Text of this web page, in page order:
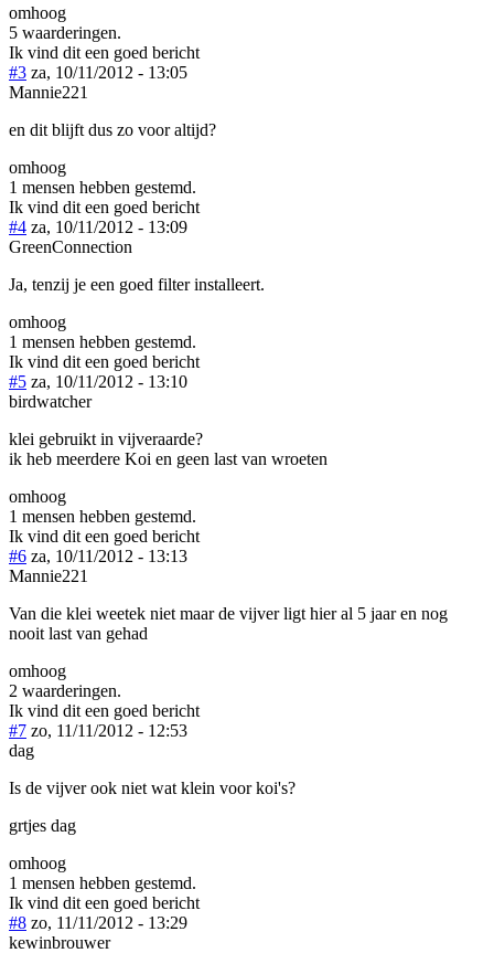
omhoog
5 waarderingen.
Ik vind dit een goed bericht
#3 za, 10/11/2012 - 13:05
Mannie221
en dit blijft dus zo voor altijd?
omhoog
1 mensen hebben gestemd.
Ik vind dit een goed bericht
#4 za, 10/11/2012 - 13:09
GreenConnection
Ja, tenzij je een goed filter installeert.
omhoog
1 mensen hebben gestemd.
Ik vind dit een goed bericht
#5 za, 10/11/2012 - 13:10
birdwatcher
klei gebruikt in vijveraarde?
ik heb meerdere Koi en geen last van wroeten
omhoog
1 mensen hebben gestemd.
Ik vind dit een goed bericht
#6 za, 10/11/2012 - 13:13
Mannie221
Van die klei weetek niet maar de vijver ligt hier al 5 jaar en nog
nooit last van gehad
omhoog
2 waarderingen.
Ik vind dit een goed bericht
#7 zo, 11/11/2012 - 12:53
dag
Is de vijver ook niet wat klein voor koi's?
grtjes dag
omhoog
1 mensen hebben gestemd.
Ik vind dit een goed bericht
#8 zo, 11/11/2012 - 13:29
kewinbrouwer